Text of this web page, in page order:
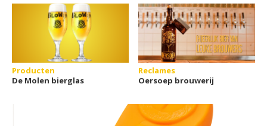
Producten
De Molen bierglas
Reclames
Oersoep brouwerij